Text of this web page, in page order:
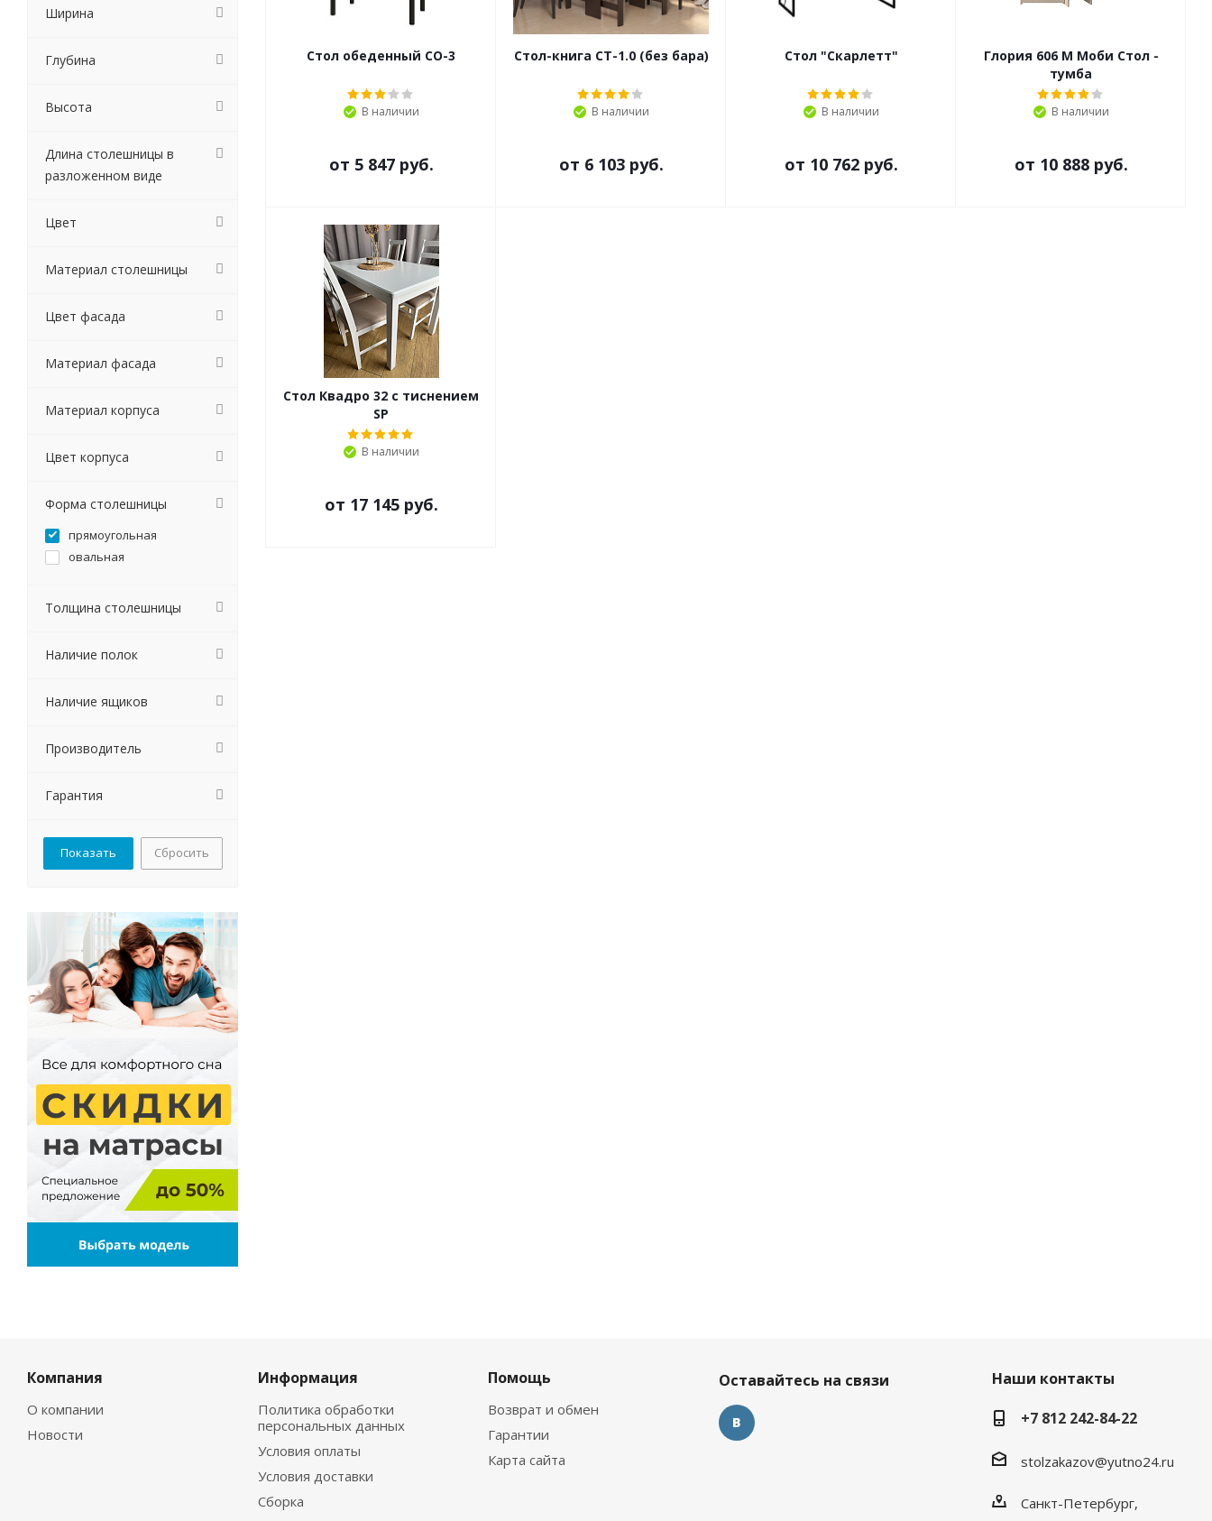
Стол обеденный СО-3
В наличии
от 5 847 руб.
Стол-книга СТ-1.0 (без бара)
В наличии
от 6 103 руб.
Стол "Скарлетт"
В наличии
от 10 762 руб.
Глория 606 М Моби Стол -
тумба
В наличии
от 10 888 руб.
Стол Квадро 32 с тиснением
SP
В наличии
от 17 145 руб.
Ширина
Глубина
Высота
Длина столешницы в
разложенном виде
Цвет
Материал столешницы
Цвет фасада
Материал фасада
Материал корпуса
Цвет корпуса
Форма столешницы
прямоугольная
овальная
Толщина столешницы
Наличие полок
Наличие ящиков
Производитель
Гарантия
Сбросить
Компания
О компании
Новости
Информация
Политика обработки
персональных данных
Условия оплаты
Условия доставки
Сборка
Помощь
Возврат и обмен
Гарантии
Карта сайта
Оставайтесь на связи
Наши контакты
+7 812 242-84-22
stolzakazov@yutno24.ru
Санкт-Петербург,